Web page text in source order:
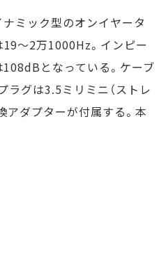
ナミック型のオンイヤータ
～2万1000Hz。インピー
となっている。ケーブ
ラグは3.5ミリミニ（ストレ
アダプターが付属する。本